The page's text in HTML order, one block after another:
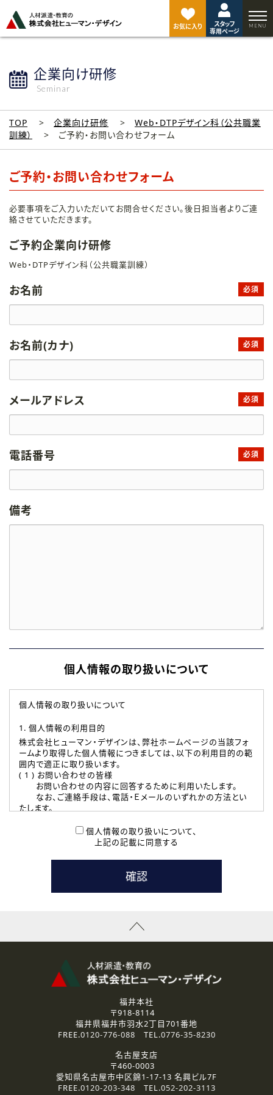
お気に入り
スタッフ
専用ページ
企業向け研修
Seminar
TOP 企業向け研修
Web・DTPデザイン科（公共職業
訓練）
ご予約・お問い合わせフォーム
ご予約・お問い合わせフォーム
必要事項をご入力いただいてお問合せください。後日担当者よりご連
絡させていただきます。
ご予約企業向け研修
Web・DTPデザイン科（公共職業訓練）
お名前 必須
お名前(カナ) 必須
メールアドレス 必須
電話番号 必須
備考
個人情報の取り扱いについて
個人情報の取り扱いについて
1. 個人情報の利用目的
株式会社ヒューマン・デザインは、弊社ホームページの当該フォ
ームより取得した個人情報につきましては、以下の利用目的の範
囲内で適正に取り扱います。
( 1 ) お問い合わせの皆様
お問い合わせの内容に回答するために利用いたします。
なお、ご連絡手段は、電話・Ｅメールのいずれかの方法とい
たします。
本登録に関するご連絡および本登録時の参考情報として利
たします。
( 3 ) スタッフ派遣を検討されている企業の皆様
お問い合わせの内容に回答するために利用いたします。
なお、ご連絡手段は、電話・Ｅメールのいずれかの方法とい
資料送付、受講相談に関するご連絡のために利用いたしま
その他、お問い合わせの内容に回答するために利用いたし
なお、ご連絡手段は、電話・Ｅメールのいずれかの方法とい
2.個人情報の第三者提供
ご提供いただいた個人情報は、法令等の規定に従う場合を除き、
3.個人情報の取り扱いの委託
弊社の定める個人情報保護の評価基準を満たした委託先に、個
人情報を委託する場合があります。
個人情報の取り扱いについて、
上記の記載に同意する
ジ
ト
福井本社
〒918-8114
福井県福井市羽水2丁目701番地
FREE.0120-776-088 TEL.0776-35-8230
名古屋支店
〒460-0003
愛知県名古屋市中区錦1-17-13 名興ビル7F
FREE.0120-203-348 TEL.052-202-3113